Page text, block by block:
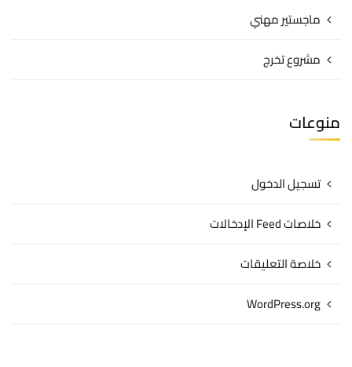
ماجستير مهني
مشروع تخرج
منوعات
تسجيل الدخول
خلاصات Feed الإدخالات
خلاصة التعليقات
WordPress.org